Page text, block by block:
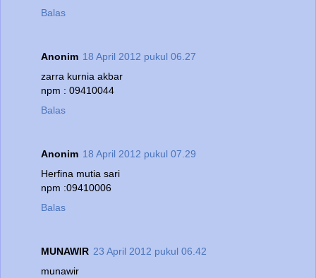
Balas
Anonim 18 April 2012 pukul 06.27
zarra kurnia akbar
npm : 09410044
Balas
Anonim 18 April 2012 pukul 07.29
Herfina mutia sari
npm :09410006
Balas
MUNAWIR 23 April 2012 pukul 06.42
munawir